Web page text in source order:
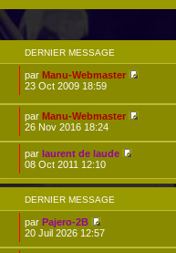
DERNIER MESSAGE
parManu-Webmaster
23 Oct 2009 18:59
parManu-Webmaster
26 Nov 2016 18:24
parlaurent de laude
08 Oct 2011 12:10
DERNIER MESSAGE
parPajero-2B
20 Juil 2026 12:57